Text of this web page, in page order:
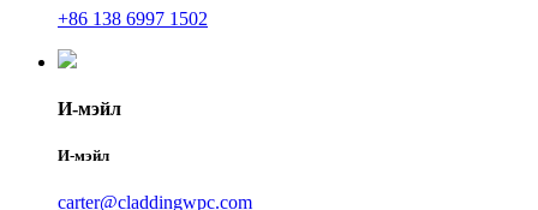
+86 138 6997 1502
И-мэйл
И-мэйл
carter@claddingwpc.com